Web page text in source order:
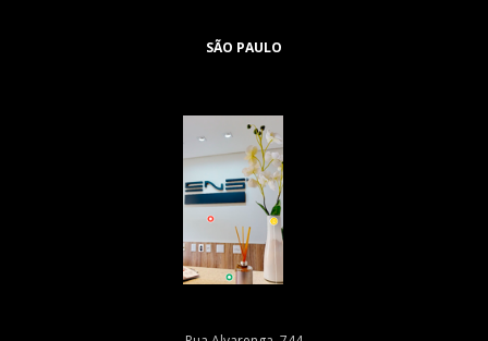
SÃO PAULO